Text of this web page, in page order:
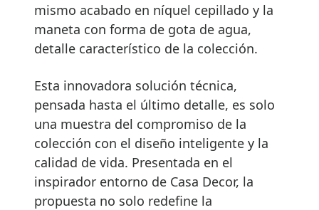
mismo acabado en níquel cepillado y la
maneta con forma de gota de agua,
detalle característico de la colección.
Esta innovadora solución técnica,
pensada hasta el último detalle, es solo
una muestra del compromiso de la
colección con el diseño inteligente y la
calidad de vida. Presentada en el
inspirador entorno de Casa Decor, la
propuesta no solo redefine la